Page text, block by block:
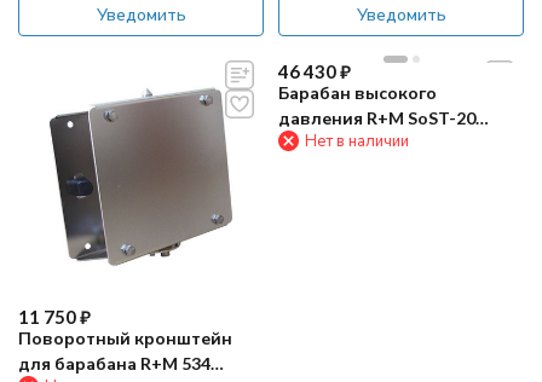
Уведомить Уведомить
11 750₽
Поворотный кронштейн
для барабана R+M 534
46 430₽
Барабан высокого
давления R+M SoST-20
(400бар, до 20м, окраш)
Нет в наличии